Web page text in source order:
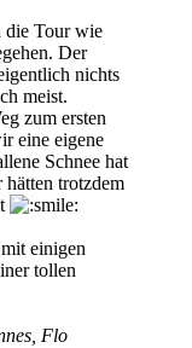
die Tour wie
Der
nichts
meist.
zum ersten
eine eigene
Schnee hat
trotzdem
einigen
tollen
Flo